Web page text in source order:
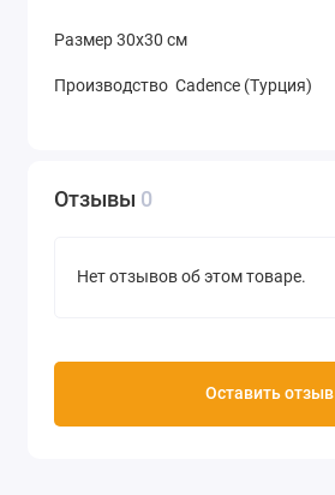
Размер 30х30 см
Производство Cadence (Турция)
Отзывы 0
Нет отзывов об этом товаре.
Оставить отзыв